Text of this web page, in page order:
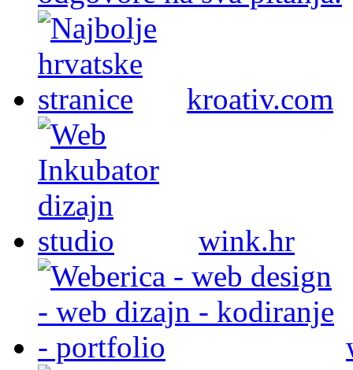
kroativ.com
wink.hr